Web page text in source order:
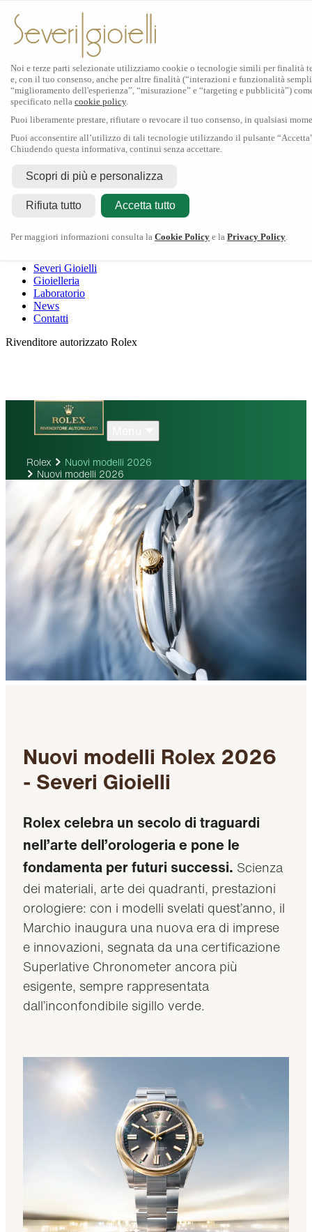
Rolex
Rolex Certified Pre-Owned
Tudor
La collezioneTudor shop
Dodo
Severi Gioielli
Gioielleria
Laboratorio
News
Contatti
Rivenditore autorizzato Rolex
Scopri Rolex
Orologi Rolex
Nuovi modelli 2026
Accessori Rolex
L'arte dell'orologeria
Manutenzione
Oyster Story
Contattaci
Rolex
Nuovi modelli 2026
Nuovi modelli 2026
Nuovi modelli Rolex 2026
- Severi Gioielli
Rolex celebra un secolo di traguardi
nell’arte dell’orologeria e pone le
fondamenta per futuri successi. Scienza
dei materiali, arte dei quadranti, prestazioni
orologiere: con i modelli svelati quest’anno, il
Marchio inaugura una nuova era di imprese
e innovazioni, segnata da una certificazione
Superlative Chronometer ancora più
esigente, sempre rappresentata
dall’inconfondibile sigillo verde.
Noi e terze parti selezionate utilizziamo cookie o tecnologie simili per finalità
e, con il tuo consenso, anche per altre finalità (“interazioni e funzionalità
“miglioramento dell'esperienza”, “misurazione” e “targeting e pubblicità”)
specificato nella cookie policy.
Puoi liberamente prestare, rifiutare o revocare il tuo consenso, in qualsiasi
Puoi acconsentire all’utilizzo di tali tecnologie utilizzando il pulsante
Chiudendo questa informativa, continui senza accettare.
Scopri di più e personalizza
Rifiuta tutto Accetta tutto
Per maggiori informazioni consulta la Cookie Policy e la Privacy Policy.